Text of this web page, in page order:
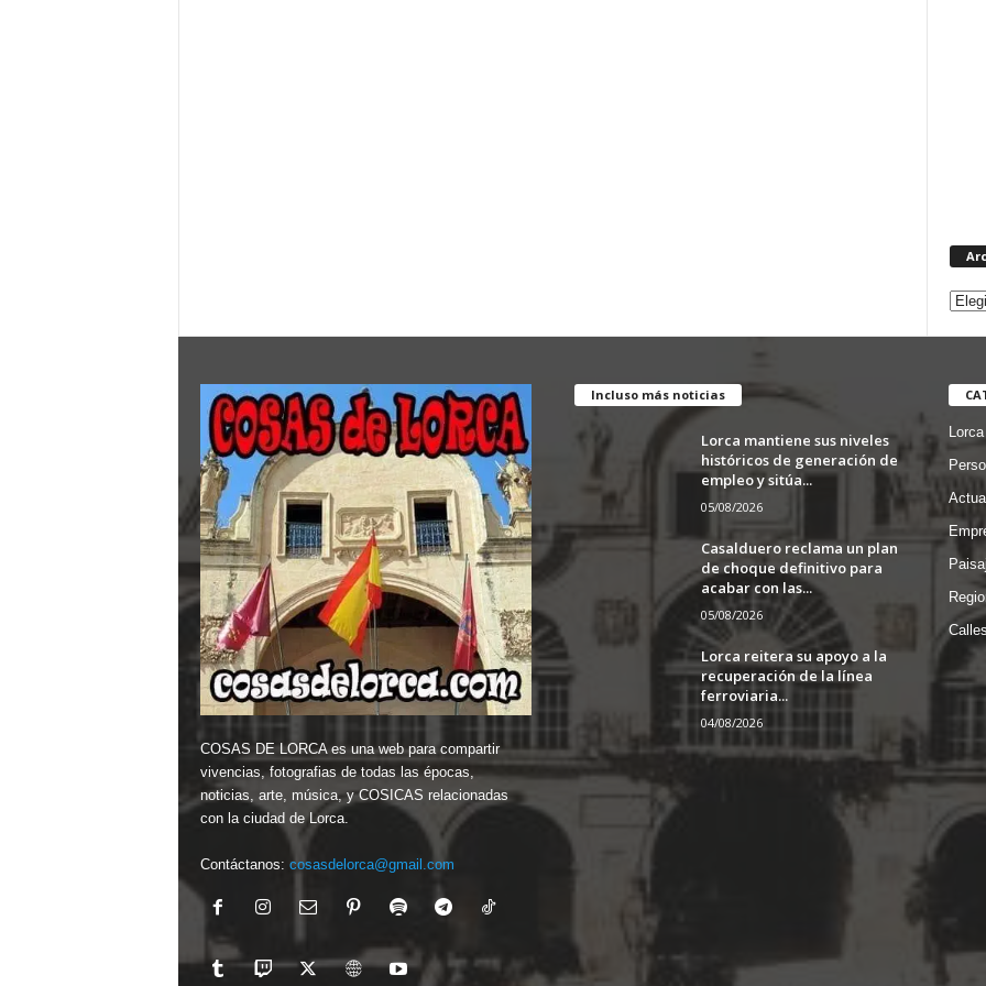
COSAS DE LORCA es una web para compartir
vivencias, fotografias de todas las épocas,
noticias, arte, música, y COSICAS relacionadas
con la ciudad de Lorca.
Contáctanos: cosasdelorca@gmail.com
Incluso más noticias
Lorca mantiene sus niveles
históricos de generación de
empleo y sitúa...
05/08/2026
Casalduero reclama un plan
de choque definitivo para
acabar con las...
05/08/2026
Lorca reitera su apoyo a la
recuperación de la línea
ferroviaria...
04/08/2026
Lorca